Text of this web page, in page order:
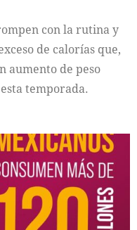
con la rutina y
de calorías que,
aumento de peso
temporada.